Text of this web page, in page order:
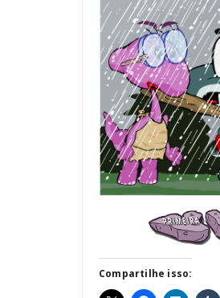
Compartilhe isso: